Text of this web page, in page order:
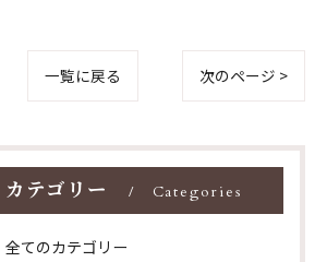
一覧に戻る 次のページ >
カテゴリー Categories
全てのカテゴリー